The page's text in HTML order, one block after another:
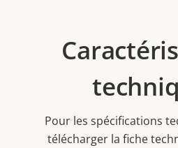
Pour les spécifications
télécharger la fiche